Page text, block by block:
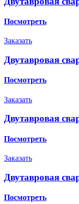
Посмотреть
Заказать
Двутавровая
Посмотреть
Заказать
Двутавровая
Посмотреть
Заказать
Двутавровая
Посмотреть